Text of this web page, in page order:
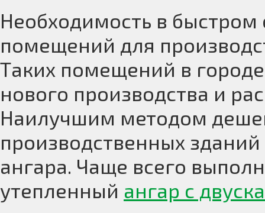
Необходимость в быстром
помещений для
Таких помещений в
нового производства и
Наилучшим методом
производственных зданий
ангара. Чаще всего
утепленный ангар с